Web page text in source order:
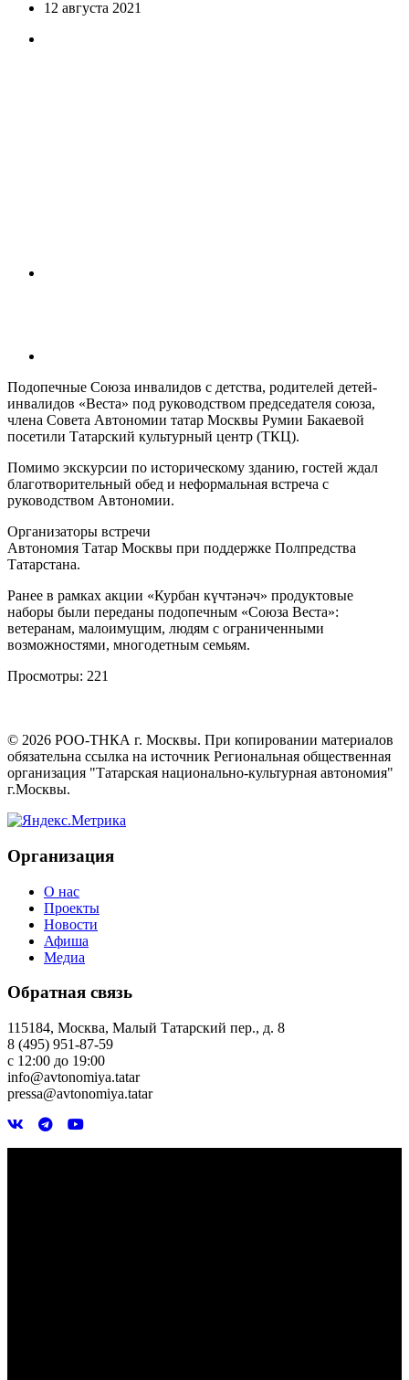
12 августа 2021
Подопечные Союза инвалидов с детства, родителей детей-
инвалидов «Веста» под руководством председателя союза,
члена Совета Автономии татар Москвы Румии Бакаевой
посетили Татарский культурный центр (ТКЦ).
Помимо экскурсии по историческому зданию, гостей ждал
благотворительный обед и неформальная встреча с
руководством Автономии.
Организаторы встречи
Автономия Татар Москвы при поддержке Полпредства
Татарстана.
Ранее в рамках акции «Курбан күчтәнәч» продуктовые
наборы были переданы подопечным «Союза Веста»:
ветеранам, малоимущим, людям с ограниченными
возможностями, многодетным семьям.
Просмотры: 221
© 2026 РОО-ТНКА г. Москвы. При копировании материалов
обязательна ссылка на источник Региональная общественная
организация "Татарская национально-культурная автономия"
г.Москвы.
Организация
О нас
Проекты
Новости
Афиша
Медиа
Обратная связь
115184, Москва, Малый Татарский пер., д. 8
8 (495) 951-87-59
с 12:00 до 19:00
info@avtonomiya.tatar
pressa@avtonomiya.tatar